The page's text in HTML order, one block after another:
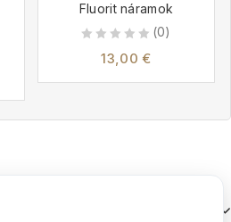
Fluorit náramok
(0)
13,00 €